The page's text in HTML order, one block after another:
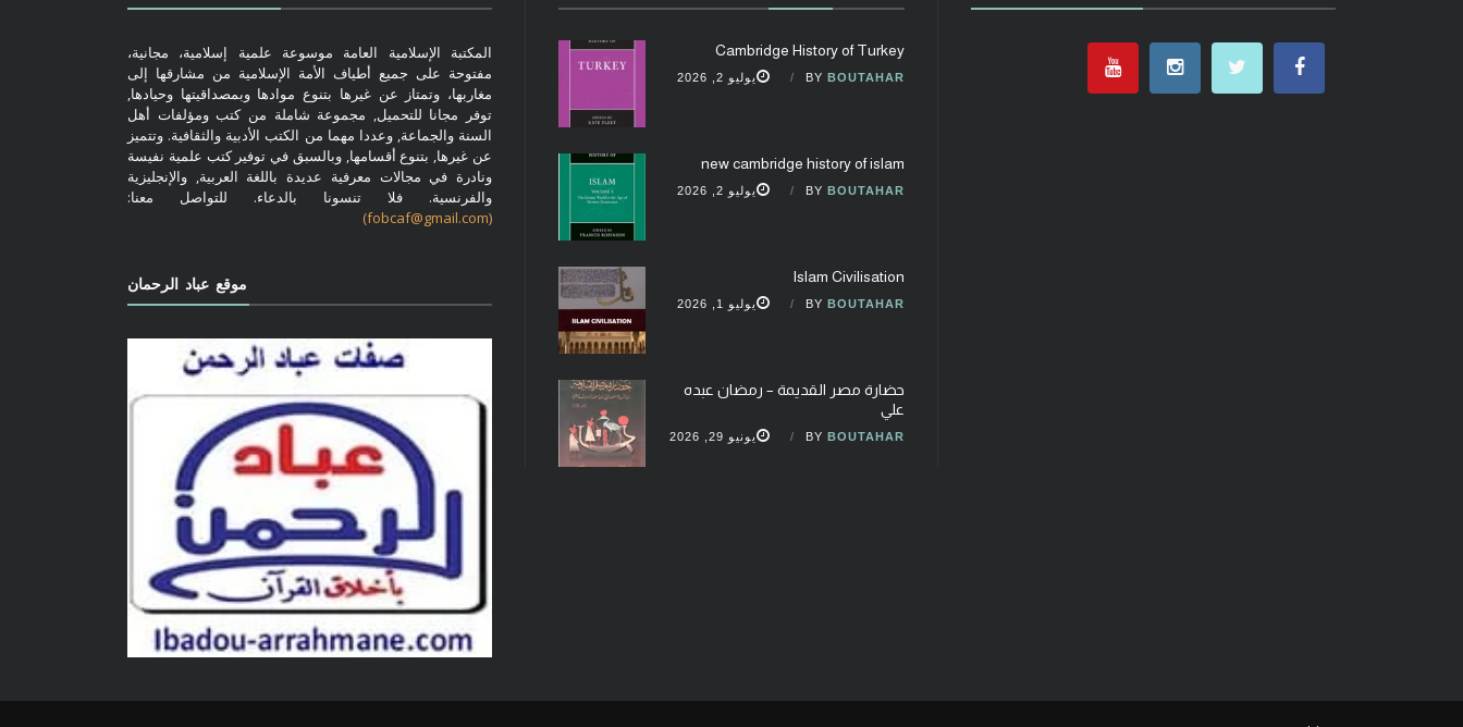
المكتبة الإسلامية العامة موسوعة علمية إسلامية، مجانية،
مفتوحة على جميع أطياف الأمة الإسلامية من مشارقها إلى
مغاربها، وتمتاز عن غيرها بتنوع موادها وبمصداقيتها وحيادها,
توفر مجانا للتحميل, مجموعة شاملة من كتب ومؤلفات أهل
السنة والجماعة, وعددا مهما من الكتب الأدبية والثقافية. وتتميز
عن غيرها, بتنوع أقسامها, وبالسبق في توفير كتب علمية نفيسة
ونادرة في مجالات معرفية عديدة باللغة العربية, والإنجليزية
والفرنسية. فلا تنسونا بالدعاء. للتواصل معنا:
(fobcaf@gmail.com)
موقع عباد الرحمان
Cambridge History of Turkey
BY BOUTAHAR يوليو 2, 2026
new cambridge history of islam
BY BOUTAHAR يوليو 2, 2026
Islam Civilisation
BY BOUTAHAR يوليو 1, 2026
حضارة مصر القديمة – رمضان عبده
علي
BY BOUTAHAR يونيو 29, 2026